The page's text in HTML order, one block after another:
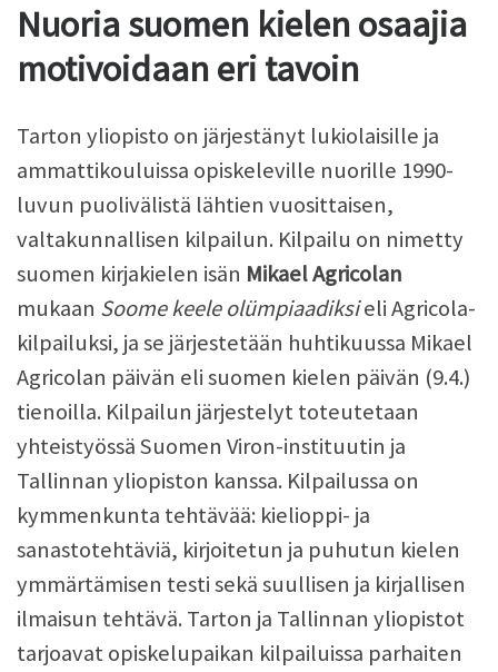
Nuoria suomen kielen osaajia
motivoidaan eri tavoin
Tarton yliopisto on järjestänyt lukiolaisille ja
ammattikouluissa opiskeleville nuorille 1990-
luvun puolivälistä lähtien vuosittaisen,
valtakunnallisen kilpailun. Kilpailu on nimetty
suomen kirjakielen isän Mikael Agricolan
mukaan Soome keele olümpiaadiksieli Agricola-
kilpailuksi, ja se järjestetään huhtikuussa Mikael
Agricolan päivän eli suomen kielen päivän (9.4.)
tienoilla. Kilpailun järjestelyt toteutetaan
yhteistyössä Suomen Viron-instituutin ja
Tallinnan yliopiston kanssa. Kilpailussa on
kymmenkunta tehtävää: kielioppi- ja
sanastotehtäviä, kirjoitetun ja puhutun kielen
ymmärtämisen testi sekä suullisen ja kirjallisen
ilmaisun tehtävä. Tarton ja Tallinnan yliopistot
tarjoavat opiskelupaikan kilpailuissa parhaiten